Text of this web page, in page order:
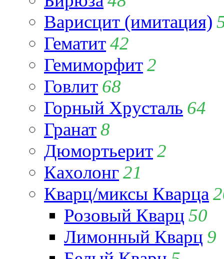
Варисцит (имитация)
Гематит42
Гемиморфит2
Говлит 68
Горный Хрусталь 64
Гранат8
Дюмортьерит2
Кахолонг21
Кварц/миксы Кварца
Розовый Кварц 50
Лимонный Кварц 9